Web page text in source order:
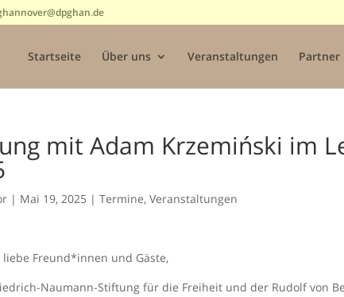
Startseite Über uns Veranstaltungen Partner
mit Adam Krzemiński im
| Mai 19, 2025 |Termine,Veranstaltungen
liebe Freund*innen und Gäste,
Naumann-Stiftung für die Freiheit und der Rudolf von